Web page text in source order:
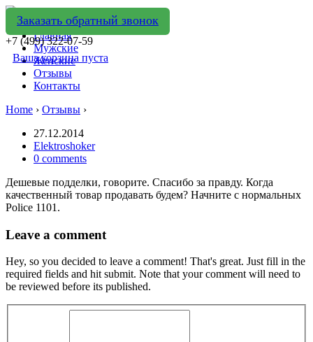
Заказать обратный звонок
+7 (499) 322-07-59
Ваша корзина пуста
Главная
Мужские
Женские
Отзывы
Контакты
Home › Отзывы ›
27.12.2014
Elektroshoker
0 comments
Дешевые подделки, говорите. Спасибо за правду. Когда
качественный товар продавать будем? Начните с нормальных
Police 1101.
Leave a comment
Hey, so you decided to leave a comment! That's great. Just fill in the
required fields and hit submit. Note that your comment will need to
be reviewed before its published.